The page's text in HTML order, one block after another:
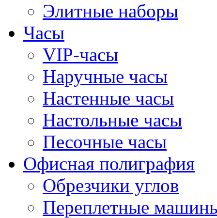
Элитные наборы
Часы
VIP-часы
Наручные часы
Настенные часы
Настольные часы
Песочные часы
Офисная полиграфия
Обрезчики углов
Переплетные